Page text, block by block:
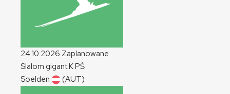
24.10.2026 Zaplanowane
Slalom gigantKPŚ
Soelden
(AUT)